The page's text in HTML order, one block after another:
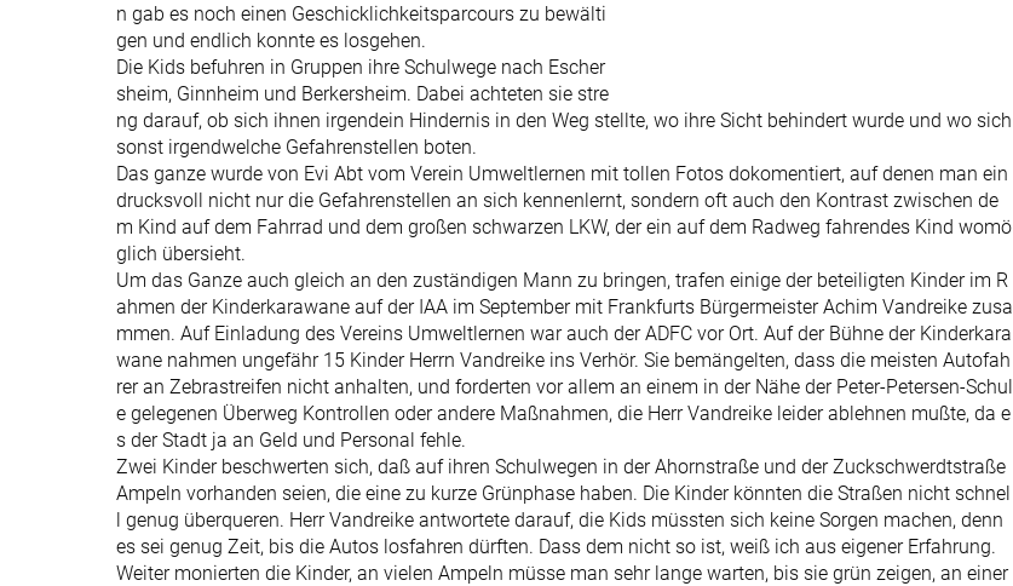
n gab es noch einen Geschicklichkeitsparcours zu bewälti
gen und endlich konnte es losgehen.
Die Kids befuhren in Gruppen ihre Schulwege nach Escher
sheim, Ginnheim und Berkersheim. Dabei achteten sie stre
ng darauf, ob sich ihnen irgendein Hindernis in den Weg stellte, wo ihre Sicht behindert wurde und wo sich
sonst irgendwelche Gefahrenstellen boten.
Das ganze wurde von Evi Abt vom Verein Umweltlernen mit tollen Fotos dokomentiert, auf denen man ein
drucksvoll nicht nur die Gefahrenstellen an sich kennenlernt, sondern oft auch den Kontrast zwischen de
m Kind auf dem Fahrrad und dem großen schwarzen LKW, der ein auf dem Radweg fahrendes Kind womö
glich übersieht.
Um das Ganze auch gleich an den zuständigen Mann zu bringen, trafen einige der beteiligten Kinder im R
ahmen der Kinderkarawane auf der IAA im September mit Frankfurts Bürgermeister Achim Vandreike zusa
mmen. Auf Einladung des Vereins Umweltlernen war auch der ADFC vor Ort. Auf der Bühne der Kinderkara
wane nahmen ungefähr 15 Kinder Herrn Vandreike ins Verhör. Sie bemängelten, dass die meisten Autofah
rer an Zebrastreifen nicht anhalten, und forderten vor allem an einem in der Nähe der Peter-Petersen-Schul
e gelegenen Überweg Kontrollen oder andere Maßnahmen, die Herr Vandreike leider ablehnen mußte, da e
s der Stadt ja an Geld und Personal fehle.
Zwei Kinder beschwerten sich, daß auf ihren Schulwegen in der Ahornstraße und der Zuckschwerdtstraße
Ampeln vorhanden seien, die eine zu kurze Grünphase haben. Die Kinder könnten die Straßen nicht schnel
l genug überqueren. Herr Vandreike antwortete darauf, die Kids müssten sich keine Sorgen machen, denn
es sei genug Zeit, bis die Autos losfahren dürften. Dass dem nicht so ist, weiß ich aus eigener Erfahrung.
Weiter monierten die Kinder, an vielen Ampeln müsse man sehr lange warten, bis sie grün zeigen, an einer